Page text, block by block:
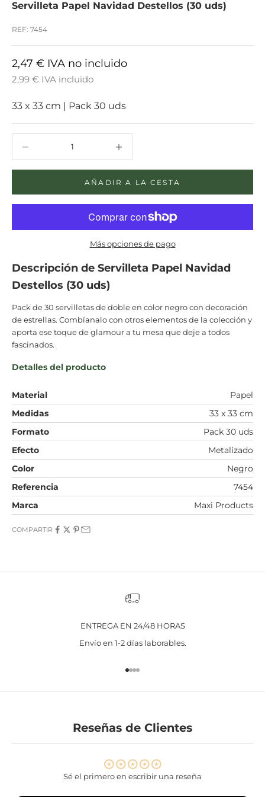
Servilleta Papel Navidad Destellos (30 uds)
REF: 7454
2,47 € IVA no incluido
2,99 € IVA incluido
33 x 33 cm | Pack 30 uds
AÑADIR A LA CESTA
Más opciones de pago
Descripción de Servilleta Papel Navidad
Destellos (30 uds)
Pack de 30 servilletas de doble en color negro con decoración
de estrellas. Combíanalo con otros elementos de la colección y
aporta ese toque de glamour a tu mesa que deje a todos
fascinados.
Detalles del producto
Material
Papel
Medidas
33 x 33 cm
Formato
Pack 30 uds
Efecto
Metalizado
Color
Negro
Referencia
7454
Marca
Maxi Products
COMPARTIR
ENTREGA EN 24/48 HORAS
Envío en 1-2 días laborables.
Ir al artículo 1
Ir al artículo 2
Ir al artículo 3
Ir al artículo 4
Reseñas de Clientes
Sé el primero en escribir una reseña